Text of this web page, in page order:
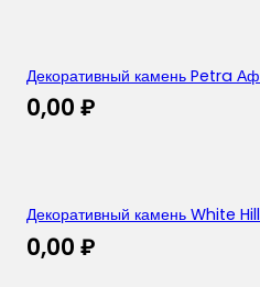
Декоративный камень Petra
0,00 ₽
Декоративный камень White
0,00 ₽